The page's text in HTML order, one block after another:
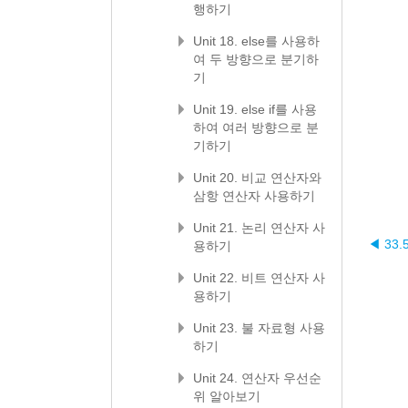
◀
행하기
Unit 18. else를 사용하
여 두 방향으로 분기하
기
Unit 19. else if를 사용
하여 여러 방향으로 분
기하기
Unit 20. 비교 연산자와
삼항 연산자 사용하기
Unit 21. 논리 연산자 사
용하기
Unit 22. 비트 연산자 사
용하기
Unit 23. 불 자료형 사용
하기
Unit 24. 연산자 우선순
위 알아보기